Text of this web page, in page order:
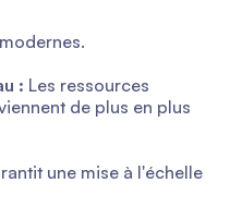
: Les ressources
de plus en plus
une mise à l'échelle